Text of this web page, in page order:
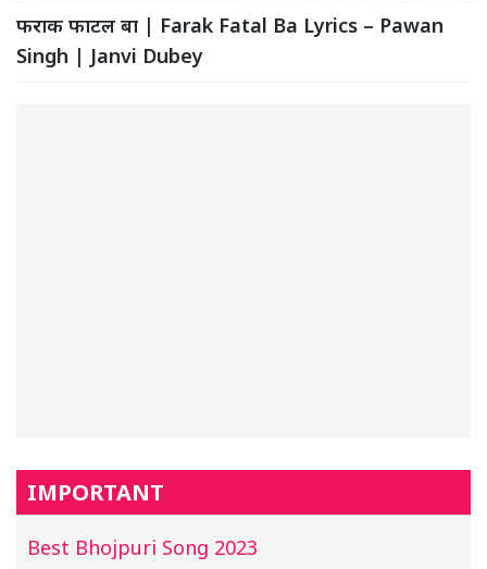
फराक फाटल बा | Farak Fatal Ba Lyrics – Pawan
Singh | Janvi Dubey
IMPORTANT
Best Bhojpuri Song 2023